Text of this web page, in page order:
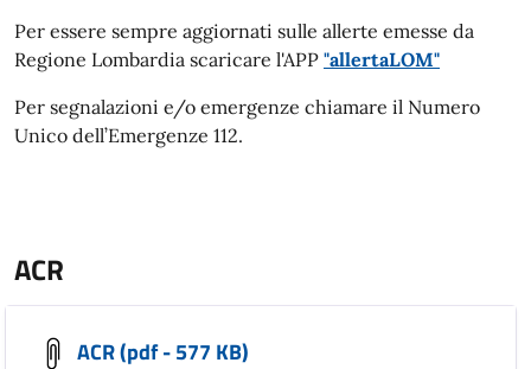
Per essere sempre aggiornati sulle allerte emesse da
Regione Lombardia scaricare l'APP "allertaLOM"
Per segnalazioni e/o emergenze chiamare il Numero
Unico dell’Emergenze 112.
ACR
ACR (pdf - 577 KB)